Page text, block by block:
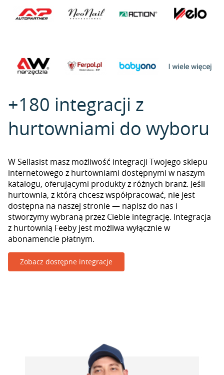
+180 integracji z
hurtowniami do wyboru
W Sellasist masz możliwość integracji Twojego sklepu
internetowego z hurtowniami dostępnymi w naszym
katalogu, oferującymi produkty z różnych branż. Jeśli
hurtownia, z którą chcesz współpracować, nie jest
dostępna na naszej stronie — napisz do nas i
stworzymy wybraną przez Ciebie integrację. Integracja
z hurtownią Feeby jest możliwa wyłącznie w
abonamencie płatnym.
Zobacz dostępne integracje